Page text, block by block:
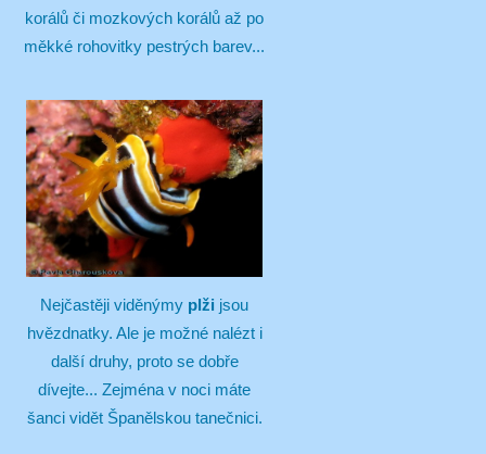
korálů či mozkových korálů až po
měkké rohovitky pestrých barev...
Nejčastěji viděnýmy plži jsou
hvězdnatky. Ale je možné nalézt i
další druhy, proto se dobře
dívejte... Zejména v noci máte
šanci vidět Španělskou tanečnici.